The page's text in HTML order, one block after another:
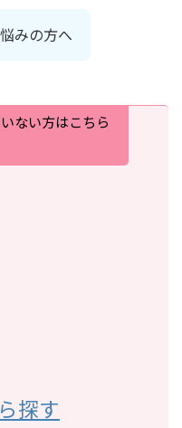
みの方へ
ない方はこちら
探す